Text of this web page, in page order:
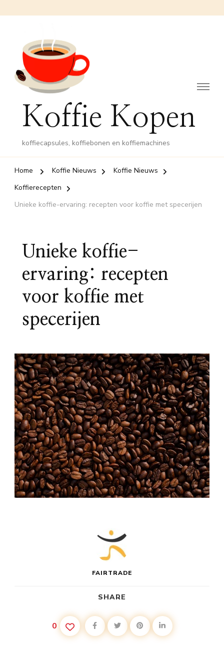
Koffie Kopen
koffiecapsules, koffiebonen en koffiemachines
Home Koffie Nieuws
Koffie Nieuws
Koffierecepten
Unieke koffie-ervaring: recepten voor koffie met specerijen
Unieke koffie-
ervaring: recepten
voor koffie met
specerijen
FAIRTRADE
SHARE
0